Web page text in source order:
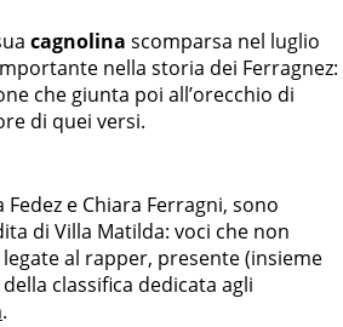
cagnolina scomparsa nel luglio
nella storia dei Ferragnez:
che giunta poi all’orecchio di
di quei versi.
e Chiara Ferragni, sono
di Villa Matilda: voci che non
al rapper, presente (insieme
classifica dedicata agli
.